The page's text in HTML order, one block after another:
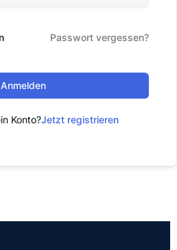
Passwort vergessen?
Anmelden
Konto?Jetzt registrieren